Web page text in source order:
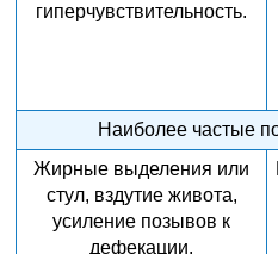
гиперчувствительность.
Наиболее частые
Жирные выделения или
стул, вздутие живота,
усиление позывов к
дефекации.